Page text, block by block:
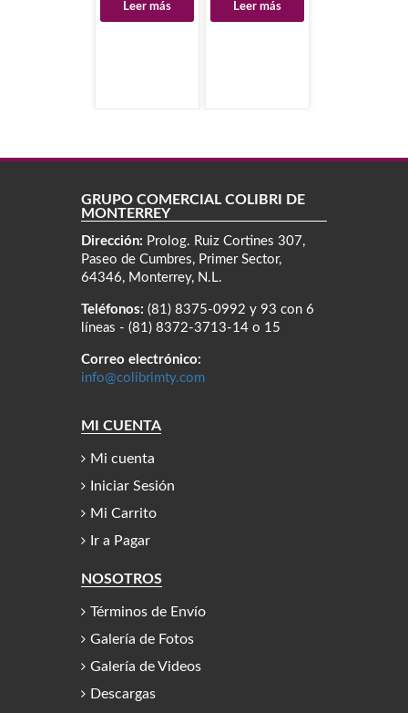
Leer más Leer más
GRUPO COMERCIAL COLIBRÍ DE
MONTERREY
Dirección: Prolog. Ruiz Cortines 307,
Paseo de Cumbres, Primer Sector,
64346, Monterrey, N.L.
Teléfonos: (81) 8375-0992 y 93 con 6
líneas - (81) 8372-3713-14 o 15
Correo electrónico:
info@colibrimty.com
MI CUENTA
Mi cuenta
Iniciar Sesión
Mi Carrito
Ir a Pagar
NOSOTROS
Términos de Envío
Galería de Fotos
Galería de Videos
Descargas